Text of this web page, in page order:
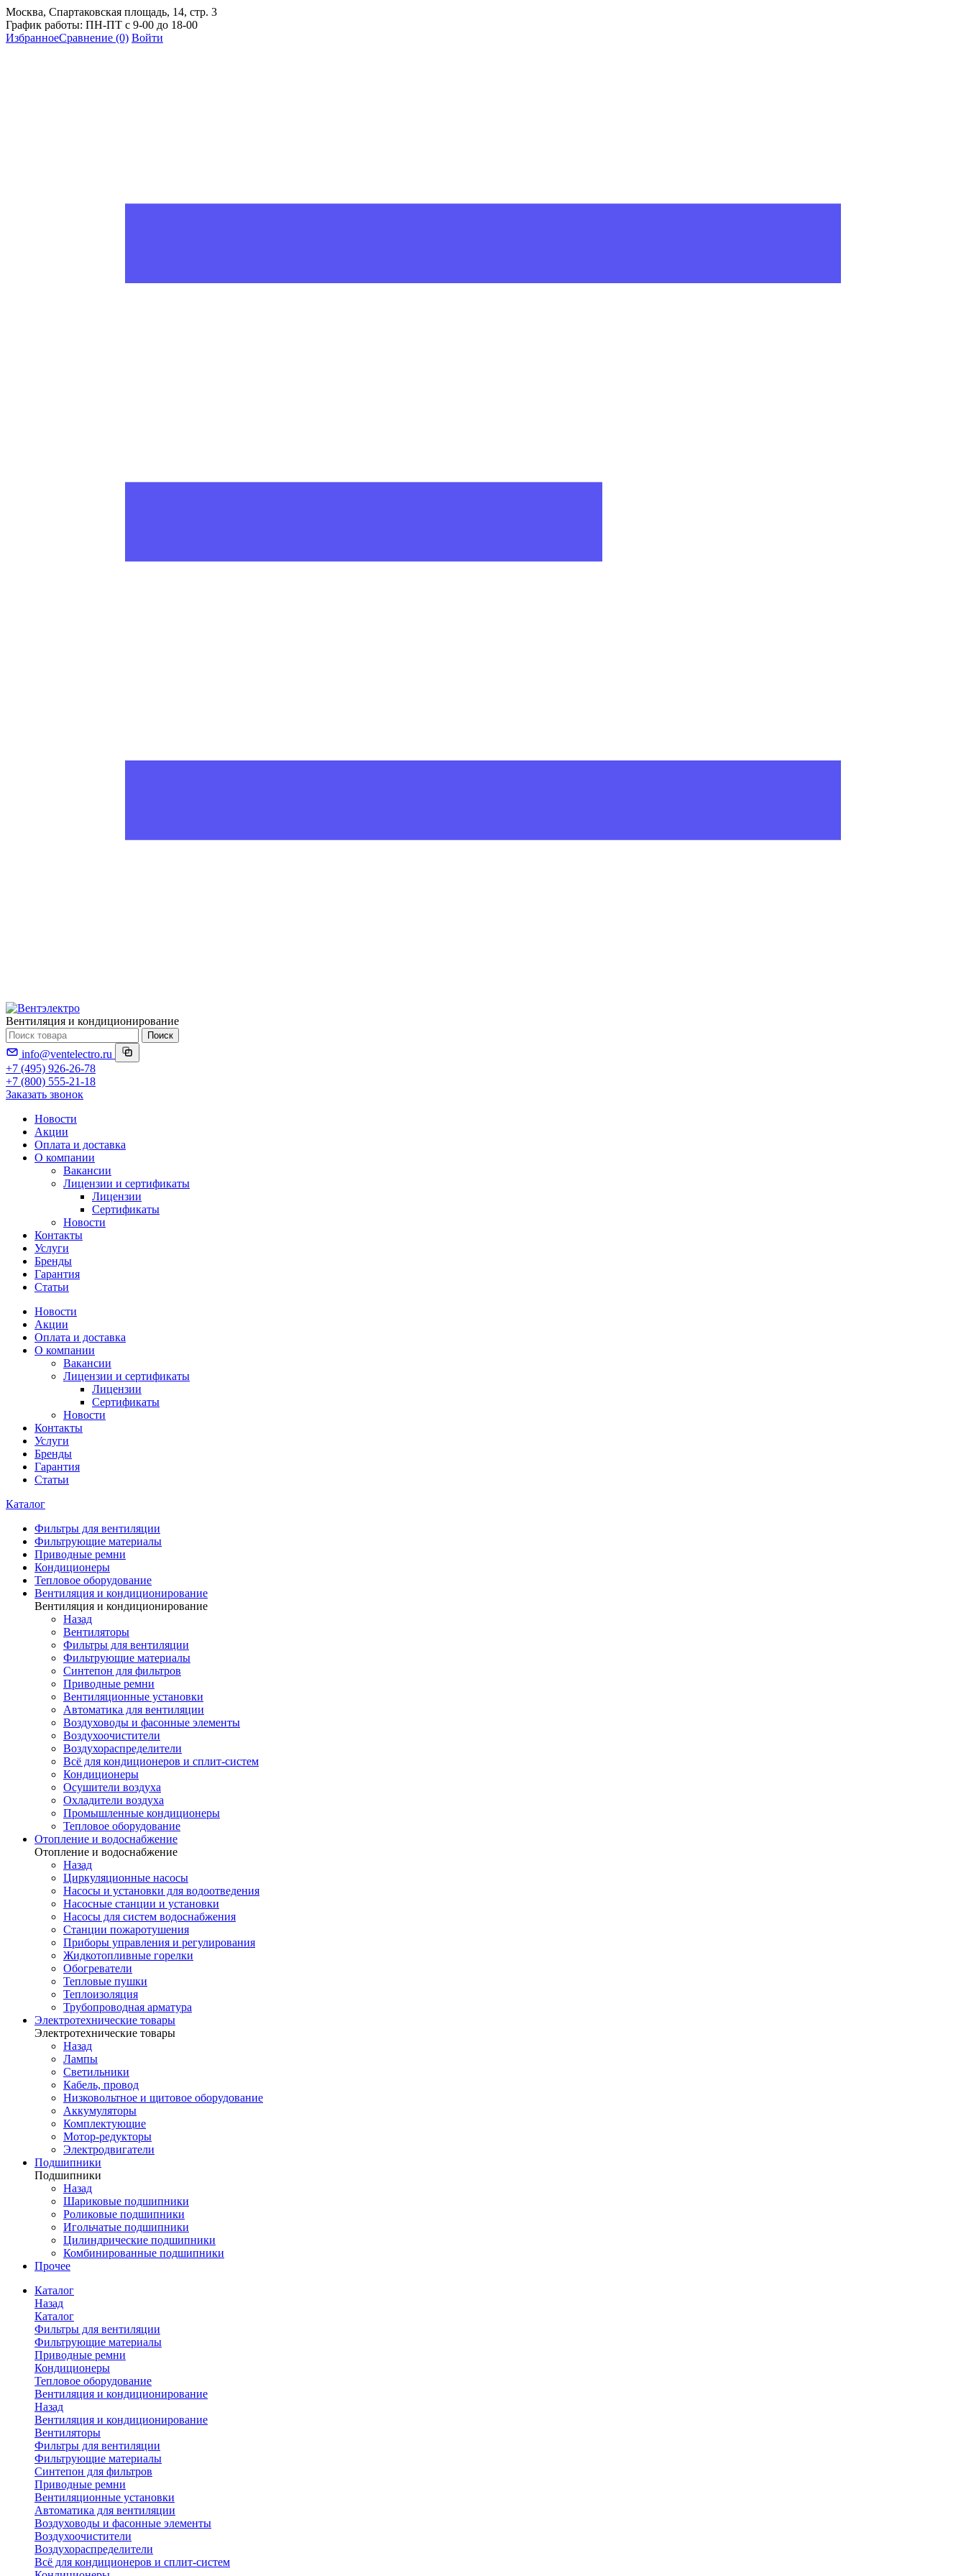
Москва, Спартаковская площадь, 14, стр. 3
График работы: ПН-ПТ с 9-00 до 18-00
ИзбранноеСравнение (0) Войти
Вентиляция и кондиционирование
Поиск
info@ventelectro.ru
+7 (495) 926-26-78
+7 (800) 555-21-18
Заказать звонок
Новости
Акции
Оплата и доставка
О компании
Вакансии
Лицензии и сертификаты
Лицензии
Сертификаты
Новости
Контакты
Услуги
Бренды
Гарантия
Статьи
Новости
Акции
Оплата и доставка
О компании
Вакансии
Лицензии и сертификаты
Лицензии
Сертификаты
Новости
Контакты
Услуги
Бренды
Гарантия
Статьи
Каталог
Фильтры для вентиляции
Фильтрующие материалы
Приводные ремни
Кондиционеры
Тепловое оборудование
Вентиляция и кондиционирование
Вентиляция и кондиционирование
Назад
Вентиляторы
Фильтры для вентиляции
Фильтрующие материалы
Синтепон для фильтров
Приводные ремни
Вентиляционные установки
Автоматика для вентиляции
Воздуховоды и фасонные элементы
Воздухоочистители
Воздухораспределители
Всё для кондиционеров и сплит-систем
Кондиционеры
Осушители воздуха
Охладители воздуха
Промышленные кондиционеры
Тепловое оборудование
Отопление и водоснабжение
Отопление и водоснабжение
Назад
Циркуляционные насосы
Насосы и установки для водоотведения
Насосные станции и установки
Насосы для систем водоснабжения
Станции пожаротушения
Приборы управления и регулирования
Жидкотопливные горелки
Обогреватели
Тепловые пушки
Теплоизоляция
Трубопроводная арматура
Электротехнические товары
Электротехнические товары
Назад
Лампы
Светильники
Кабель, провод
Низковольтное и щитовое оборудование
Аккумуляторы
Комплектующие
Мотор-редукторы
Электродвигатели
Подшипники
Подшипники
Назад
Шариковые подшипники
Роликовые подшипники
Игольчатые подшипники
Цилиндрические подшипники
Комбинированные подшипники
Прочее
Каталог
Назад
Каталог
Фильтры для вентиляции
Фильтрующие материалы
Приводные ремни
Кондиционеры
Тепловое оборудование
Вентиляция и кондиционирование
Назад
Вентиляция и кондиционирование
Вентиляторы
Фильтры для вентиляции
Фильтрующие материалы
Синтепон для фильтров
Приводные ремни
Вентиляционные установки
Автоматика для вентиляции
Воздуховоды и фасонные элементы
Воздухоочистители
Воздухораспределители
Всё для кондиционеров и сплит-систем